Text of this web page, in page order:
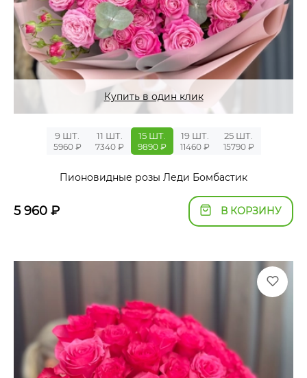
Купить в один клик
9 ШТ.
5960 ₽
11 ШТ.
7340 ₽
15 ШТ.
9890 ₽
19 ШТ.
11460 ₽
25 ШТ.
15790 ₽
Пионовидные розы Леди Бомбастик
5 960 ₽ В КОРЗИНУ